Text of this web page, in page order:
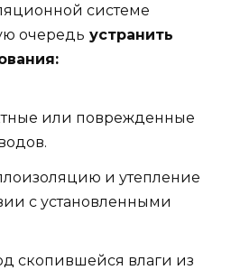
системе
очередь устранить
или поврежденные
и утепление
с установленными
скопившейся влаги из